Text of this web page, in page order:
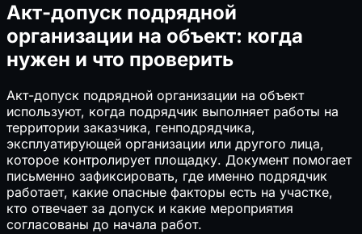
Акт-допуск подрядной
организации на объект: когда
нужен и что проверить
Акт-допуск подрядной организации на объект
используют, когда подрядчик выполняет работы на
территории заказчика, генподрядчика,
эксплуатирующей организации или другого лица,
которое контролирует площадку. Документ помогает
письменно зафиксировать, где именно подрядчик
работает, какие опасные факторы есть на участке,
кто отвечает за допуск и какие мероприятия
согласованы до начала работ.